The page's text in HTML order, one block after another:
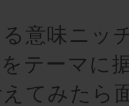
意味ニッ
テーマに
てみたら